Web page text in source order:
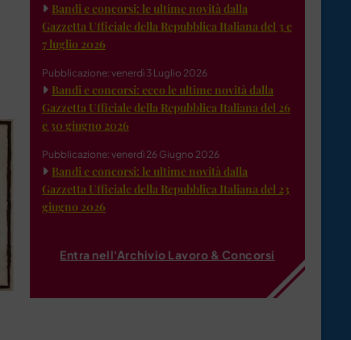
Bandi e concorsi: le ultime novità dalla
Gazzetta Ufficiale della Repubblica Italiana del 3 e
7 luglio 2026
Pubblicazione: venerdì 3 Luglio 2026
Bandi e concorsi: ecco le ultime novità dalla
Gazzetta Ufficiale della Repubblica Italiana del 26
e 30 giugno 2026
Pubblicazione: venerdì 26 Giugno 2026
Bandi e concorsi: le ultime novità dalla
Gazzetta Ufficiale della Repubblica Italiana del 23
giugno 2026
Entra nell'Archivio Lavoro & Concorsi